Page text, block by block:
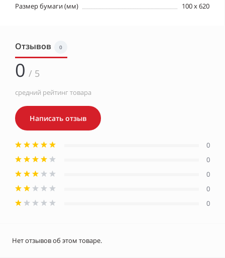
Размер бумаги (мм)
100 x 620
Отзывов 0
0 / 5
средний рейтинг товара
Написать отзыв
0
0
0
0
0
Нет отзывов об этом товаре.